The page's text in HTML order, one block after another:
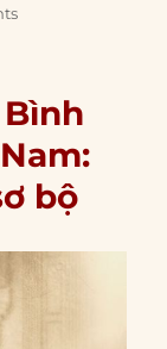
bộ